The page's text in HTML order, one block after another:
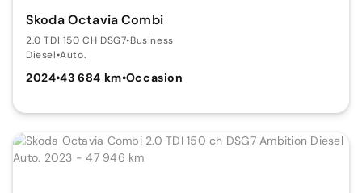
Skoda Octavia Combi
2.0 TDI 150 CH DSG7•Business
Diesel•Auto.
2024•43 684 km•Occasion